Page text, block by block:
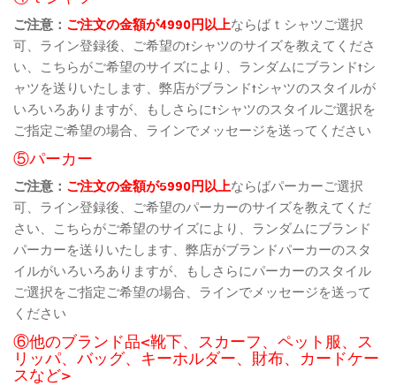
ご注意： ご注文の金額が4990円以上ならばｔシャツご選択
可、ライン登録後、ご希望のtシャツのサイズを教えてくださ
い、こちらがご希望のサイズにより、ランダムにブランドtシ
ャツを送りいたします、弊店がブランドtシャツのスタイルが
いろいろありますが、もしさらにtシャツのスタイルご選択を
ご指定ご希望の場合、ラインでメッセージを送ってください
⑤パーカー
ご注意： ご注文の金額が5990円以上ならばパーカーご選択
可、ライン登録後、ご希望のパーカーのサイズを教えてくだ
さい、こちらがご希望のサイズにより、ランダムにブランド
パーカーを送りいたします、弊店がブランドパーカーのスタ
イルがいろいろありますが、もしさらにパーカーのスタイル
ご選択をご指定ご希望の場合、ラインでメッセージを送って
ください
⑥他のブランド品<靴下、スカーフ、ペット服、ス
リッパ、バッグ、キーホルダー、財布、カードケー
スなど>